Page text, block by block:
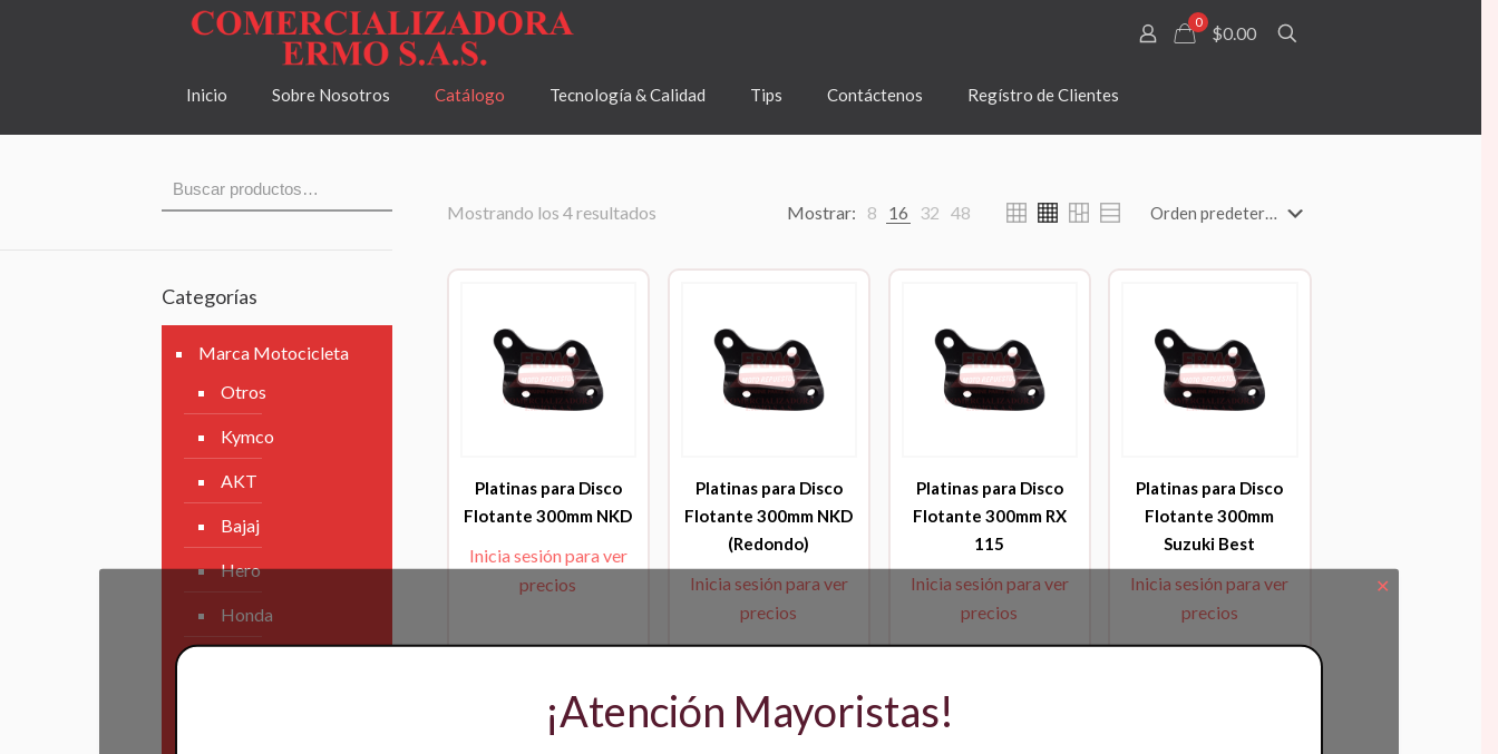
0
$0.00
Inicio Sobre Nosotros Catálogo Tecnología & Calidad Tips Contáctenos Regístro de Clientes
Mostrando los 4 resultados Mostrar: 8 16 32 48
Platinas para Disco
Flotante 300mm NKD
Inicia sesión para ver
precios
Platinas para Disco
Flotante 300mm NKD
(Redondo)
Inicia sesión para ver
precios
Platinas para Disco
Flotante 300mm RX
115
Inicia sesión para ver
precios
Platinas para Disco
Flotante 300mm
Suzuki Best
Inicia sesión para ver
precios
Categorías
Marca Motocicleta
Otros
Kymco
AKT
Bajaj
Hero
Honda
✕
¡Atención Mayoristas!